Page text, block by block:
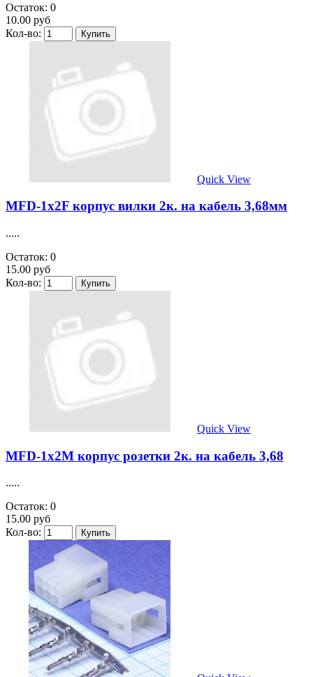
Остаток: 0
10.00 руб
Кол-во:
Quick View
MFD-1x2F корпус вилки 2к. на кабель 3,68мм
.....
Остаток: 0
15.00 руб
Кол-во:
Quick View
MFD-1х2M корпус розетки 2к. на кабель 3,68
.....
Остаток: 0
15.00 руб
Кол-во: